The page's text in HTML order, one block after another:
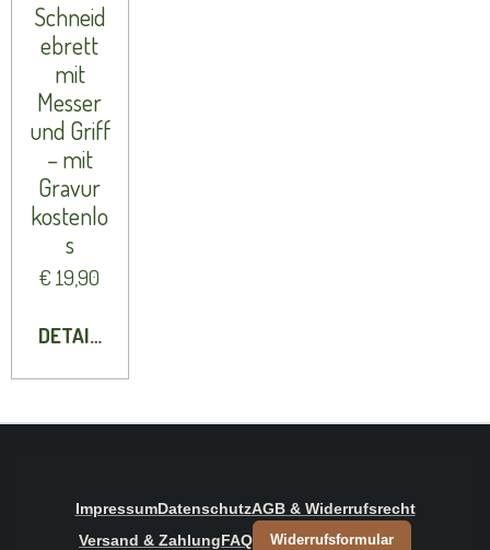
Schneid
ebrett
mit
Messer
und Griff
– mit
Gravur
kostenlo
s
€ 19,90
DETAILS ANZEIGEN
ImpressumDatenschutzAGB & Widerrufsrecht
Versand & ZahlungFAQ Widerrufsformular